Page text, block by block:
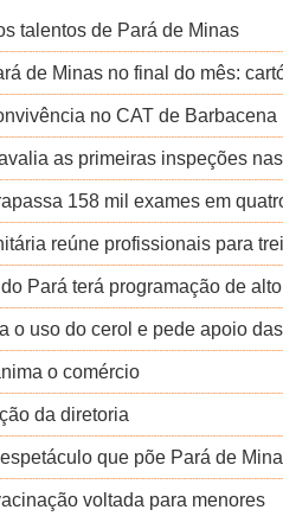
talentos de Pará de Minas
de Minas no final do mês:
no CAT de Barbacena
as primeiras inspeções
158 mil exames em
reúne profissionais para
Pará terá programação de alto
o uso do cerol e pede apoio
o comércio
da diretoria
que põe Pará de
voltada para menores